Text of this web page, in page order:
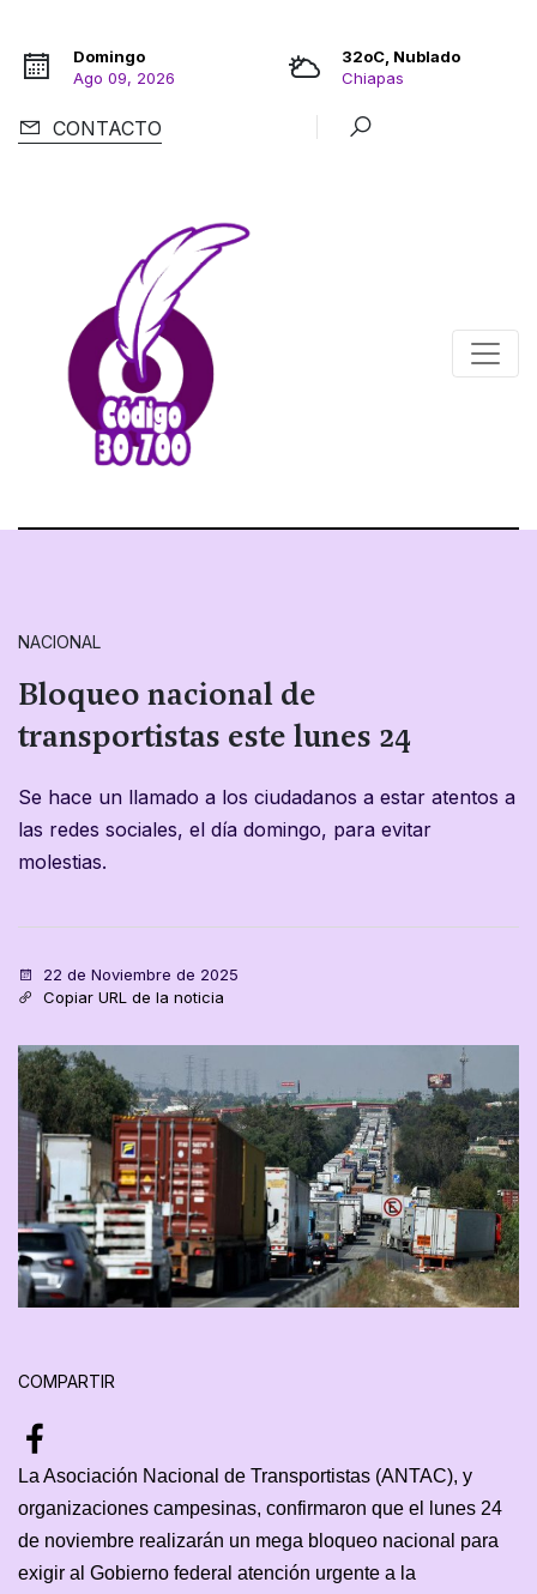
Domingo
Ago 09, 2026
32oC, Nublado
Chiapas
CONTACTO
NACIONAL
Bloqueo nacional de
transportistas este lunes 24
​​​​​​​Se hace un llamado a los ciudadanos a estar atentos a
las redes sociales, el día domingo, para evitar
molestias.
22 de Noviembre de 2025
Copiar URL de la noticia
COMPARTIR
La Asociación Nacional de Transportistas (ANTAC), y
organizaciones campesinas, confirmaron que el lunes 24
de noviembre realizarán un mega bloqueo nacional para
exigir al Gobierno federal atención urgente a la